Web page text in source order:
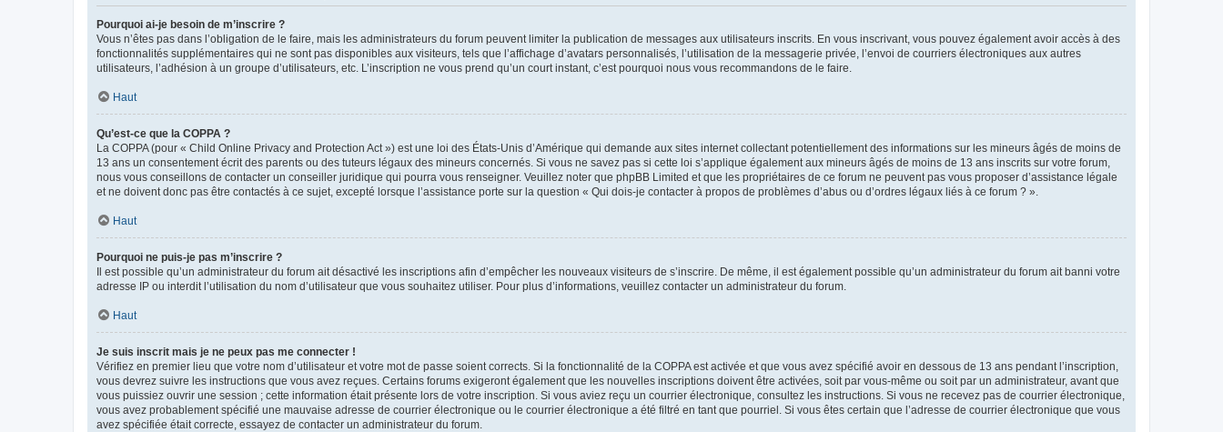
Pourquoi ai-je besoin de m’inscrire ?
Vous n’êtes pas dans l’obligation de le faire, mais les administrateurs du forum peuvent limiter la publication de messages aux utilisateurs inscrits. En vous inscrivant, vous pouvez également avoir accès à des
fonctionnalités supplémentaires qui ne sont pas disponibles aux visiteurs, tels que l’affichage d’avatars personnalisés, l’utilisation de la messagerie privée, l’envoi de courriers électroniques aux autres
utilisateurs, l’adhésion à un groupe d’utilisateurs, etc. L’inscription ne vous prend qu’un court instant, c’est pourquoi nous vous recommandons de le faire.
Haut
Qu’est-ce que la COPPA ?
La COPPA (pour « Child Online Privacy and Protection Act ») est une loi des États-Unis d’Amérique qui demande aux sites internet collectant potentiellement des informations sur les mineurs âgés de moins de
13 ans un consentement écrit des parents ou des tuteurs légaux des mineurs concernés. Si vous ne savez pas si cette loi s’applique également aux mineurs âgés de moins de 13 ans inscrits sur votre forum,
nous vous conseillons de contacter un conseiller juridique qui pourra vous renseigner. Veuillez noter que phpBB Limited et que les propriétaires de ce forum ne peuvent pas vous proposer d’assistance légale
et ne doivent donc pas être contactés à ce sujet, excepté lorsque l’assistance porte sur la question « Qui dois-je contacter à propos de problèmes d’abus ou d’ordres légaux liés à ce forum ? ».
Haut
Pourquoi ne puis-je pas m’inscrire ?
Il est possible qu’un administrateur du forum ait désactivé les inscriptions afin d’empêcher les nouveaux visiteurs de s’inscrire. De même, il est également possible qu’un administrateur du forum ait banni votre
adresse IP ou interdit l’utilisation du nom d’utilisateur que vous souhaitez utiliser. Pour plus d’informations, veuillez contacter un administrateur du forum.
Haut
Je suis inscrit mais je ne peux pas me connecter !
Vérifiez en premier lieu que votre nom d’utilisateur et votre mot de passe soient corrects. Si la fonctionnalité de la COPPA est activée et que vous avez spécifié avoir en dessous de 13 ans pendant l’inscription,
vous devrez suivre les instructions que vous avez reçues. Certains forums exigeront également que les nouvelles inscriptions doivent être activées, soit par vous-même ou soit par un administrateur, avant que
vous puissiez ouvrir une session ; cette information était présente lors de votre inscription. Si vous aviez reçu un courrier électronique, consultez les instructions. Si vous ne recevez pas de courrier électronique,
vous avez probablement spécifié une mauvaise adresse de courrier électronique ou le courrier électronique a été filtré en tant que pourriel. Si vous êtes certain que l’adresse de courrier électronique que vous
avez spécifiée était correcte, essayez de contacter un administrateur du forum.